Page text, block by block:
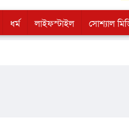
ধর্ম লাইফস্টাইল সোশ্যাল